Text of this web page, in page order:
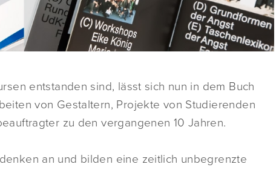
entstanden sind, lässt sich nun in dem Buch
von Gestaltern, Projekte von Studierenden
zu den vergangenen 10 Jahren.
an und bilden eine zeitlich unbegrenzte